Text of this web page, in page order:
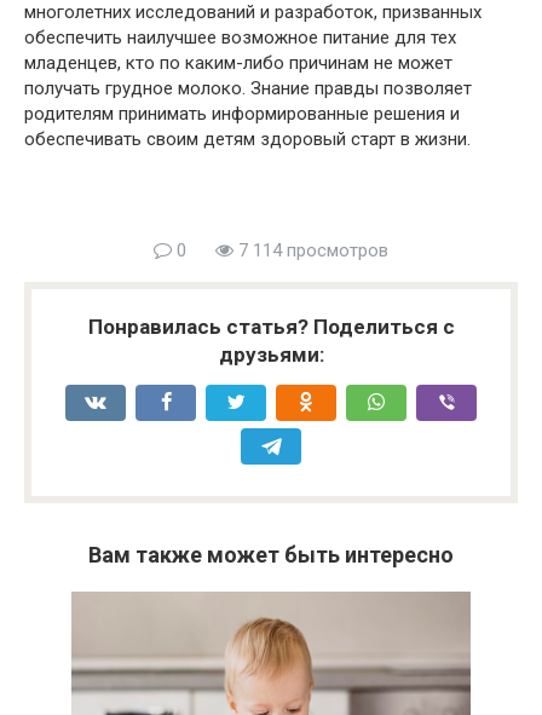
многолетних исследований и разработок, призванных
обеспечить наилучшее возможное питание для тех
младенцев, кто по каким-либо причинам не может
получать грудное молоко. Знание правды позволяет
родителям принимать информированные решения и
обеспечивать своим детям здоровый старт в жизни.
0 7 114 просмотров
Понравилась статья? Поделиться с
друзьями:
Вам также может быть интересно